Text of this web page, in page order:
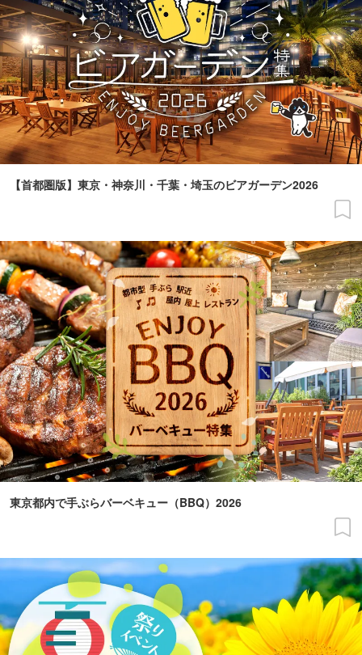
【首都圏版】東京・神奈川・千葉・埼玉のビアガーデン2026
東京都内で手ぶらバーベキュー（BBQ）2026